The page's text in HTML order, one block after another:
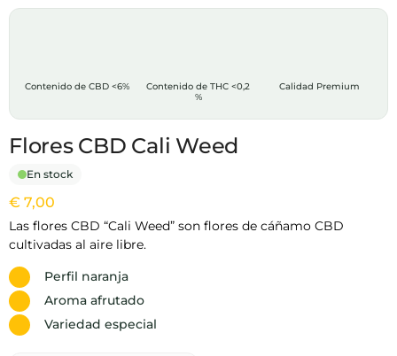
Contenido de CBD <6% Contenido de THC <0,2
%
Calidad Premium
Flores CBD Cali Weed
En stock
€ 7,00
Las flores CBD “Cali Weed” son flores de cáñamo CBD
cultivadas al aire libre.
Perfil naranja
Aroma afrutado
Variedad especial